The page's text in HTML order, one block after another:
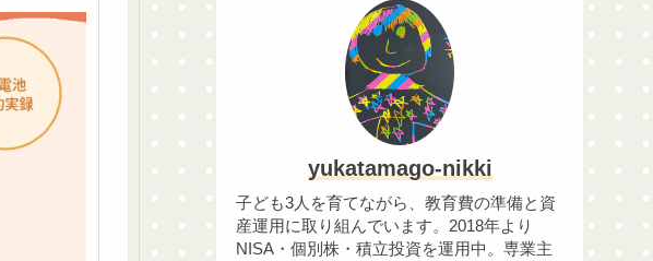
yukatamago-nikki
子ども3人を育てながら、教育費の準備と資
産運用に取り組んでいます。2018年より
NISA・個別株・積立投資を運用中。専業主